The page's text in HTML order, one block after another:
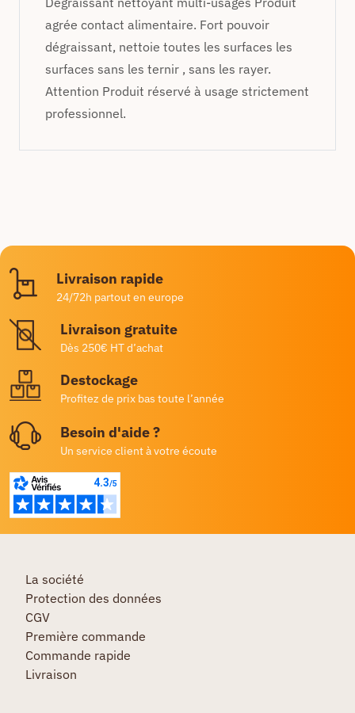
agrée contact alimentaire. Fort pouvoir
dégraissant, nettoie toutes les surfaces les
surfaces sans les ternir , sans les rayer.
Attention Produit réservé à usage strictement
professionnel.
Livraison rapide
24/72h partout en europe
Livraison gratuite
Dès 250€ HT d’achat
Destockage
Profitez de prix bas toute l’année
Besoin d'aide ?
Un service client à votre écoute
La société
Protection des données
CGV
Première commande
Commande rapide
Livraison